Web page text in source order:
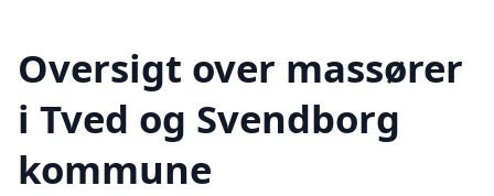
Oversigt over massører
i Tved og Svendborg
kommune